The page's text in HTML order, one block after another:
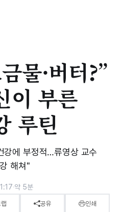
물·버터?”
이 부른
루틴
강에 부정적…류영상 교수
해쳐"
·약 5분
공유 인쇄